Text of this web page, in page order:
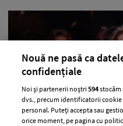
Nouă ne pasă ca
confidențiale
Noi și partenerii noștri594stocăm
dvs., precum identificatorii
personal. Puteți accepta sau
orice moment, pe pagina cu